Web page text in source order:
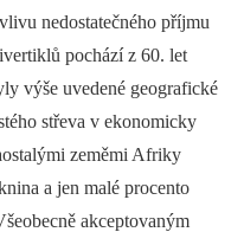
nedostatečného příjmu
pochází z 60. let
výše uvedené geografické
střeva v ekonomicky
zeměmi Afriky
a jen malé procento
akceptovaným